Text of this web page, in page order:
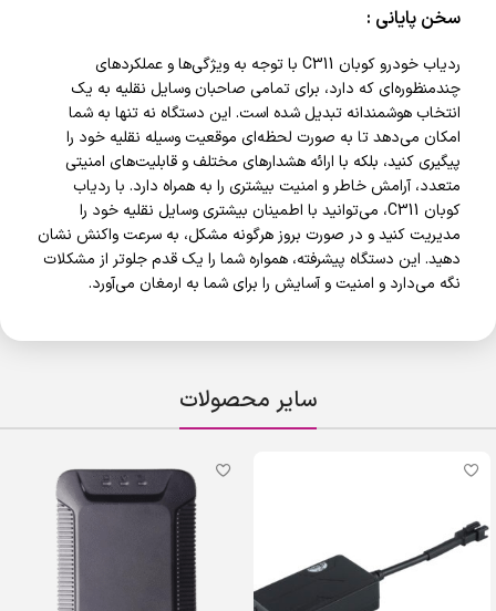
سخن پایانی :
ردیاب خودرو کوبان C311 با توجه به ویژگی‌ها و عملکردهای
چندمنظوره‌ای که دارد، برای تمامی صاحبان وسایل نقلیه به یک
انتخاب هوشمندانه تبدیل شده است. این دستگاه نه تنها به شما
امکان می‌دهد تا به صورت لحظه‌ای موقعیت وسیله نقلیه خود را
پیگیری کنید، بلکه با ارائه هشدارهای مختلف و قابلیت‌های امنیتی
متعدد، آرامش خاطر و امنیت بیشتری را به همراه دارد. با ردیاب
کوبان C311، می‌توانید با اطمینان بیشتری وسایل نقلیه خود را
مدیریت کنید و در صورت بروز هرگونه مشکل، به سرعت واکنش نشان
دهید. این دستگاه پیشرفته، همواره شما را یک قدم جلوتر از مشکلات
نگه می‌دارد و امنیت و آسایش را برای شما به ارمغان می‌آورد.
سایر محصولات